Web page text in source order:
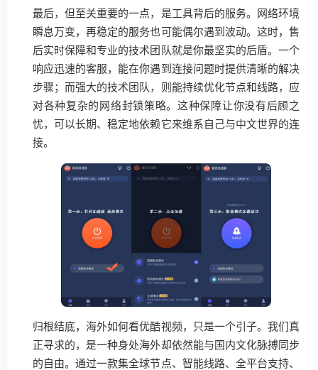
最后，但至关重要的一点，是工具背后的服务。网络环境
瞬息万变，再稳定的服务也可能偶尔遇到波动。这时，售
后实时保障和专业的技术团队就是你最坚实的后盾。一个
响应迅速的客服，能在你遇到连接问题时提供清晰的解决
步骤；而强大的技术团队，则能持续优化节点和线路，应
对各种复杂的网络封锁策略。这种保障让你没有后顾之
忧，可以长期、稳定地依赖它来维系自己与中文世界的连
接。
归根结底，海外如何看优酷视频，只是一个引子。我们真
正寻求的，是一种身处海外却依然能与国内文化脉搏同步
的自由。通过一款集全球节点、智能线路、全平台支持、